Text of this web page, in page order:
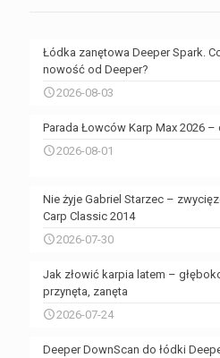
Łódka zanętowa Deeper Spark.
nowość od Deeper?
2026-08-03
Parada Łowców Karp Max 2026 –
2026-08-01
Nie żyje Gabriel Starzec –
Carp Classic 2014
2026-07-30
Jak złowić karpia latem –
przynęta, zanęta
2026-07-24
Deeper DownScan do łódki